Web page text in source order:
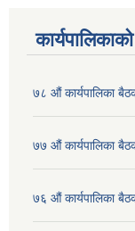
७८ औं कार्यपालिका
७७ औं कार्यपालिका
७६ औं कार्यपालिका